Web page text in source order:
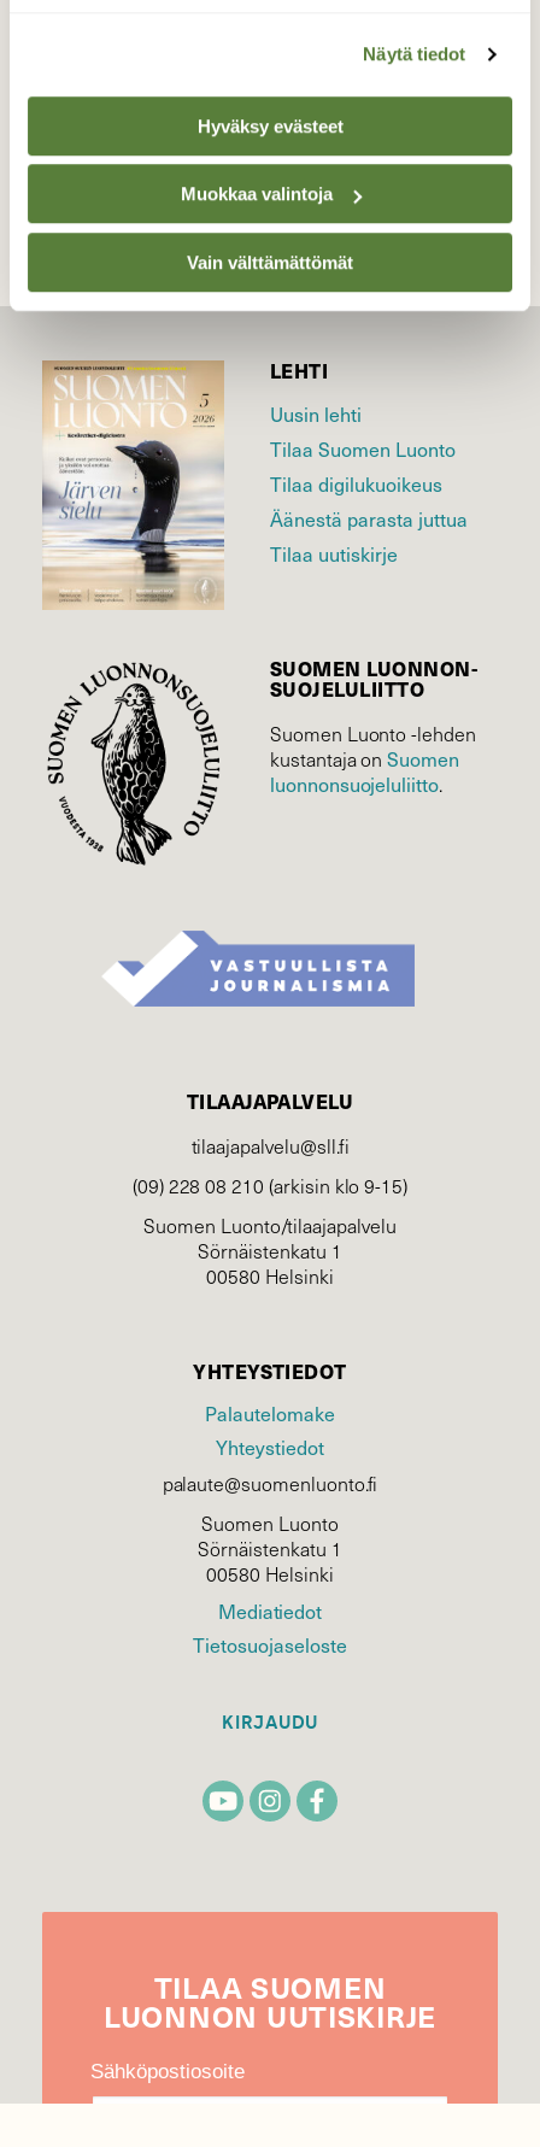
Näytä tiedot
Hyväksy evästeet
Muokkaa valintoja
Vain välttämättömät
Valokuvaaja: Juhani Peltonen, Turku 4.8.2024
LEHTI
Uusin lehti
Tilaa Suomen Luonto
Tilaa digilukuoikeus
Äänestä parasta juttua
Tilaa uutiskirje
SUOMEN LUONNON­
SUOJELU­LIITTO
Suomen Luonto -lehden
kustantaja onSuomen
luonnonsuojelu­liitto.
TILAAJAPALVELU
tilaajapalvelu@sll.fi
(09) 228 08 210 (arkisin klo 9-15)
Suomen Luonto/tilaajapalvelu
Sörnäistenkatu 1
00580 Helsinki
YHTEYSTIEDOT
Palautelomake
Yhteystiedot
palaute@suomenluonto.fi
Suomen Luonto
Sörnäistenkatu 1
00580 Helsinki
Mediatiedot
Tietosuojaseloste
KIRJAUDU
TILAA SUOMEN
LUONNON UUTIS­KIRJE
Sähköpostiosoite